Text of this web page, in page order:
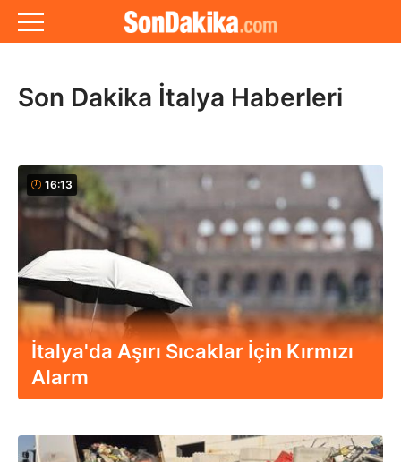
Son Dakika İtalya Haberleri
16:13
İtalya'da Aşırı Sıcaklar İçin Kırmızı
Alarm
13:08